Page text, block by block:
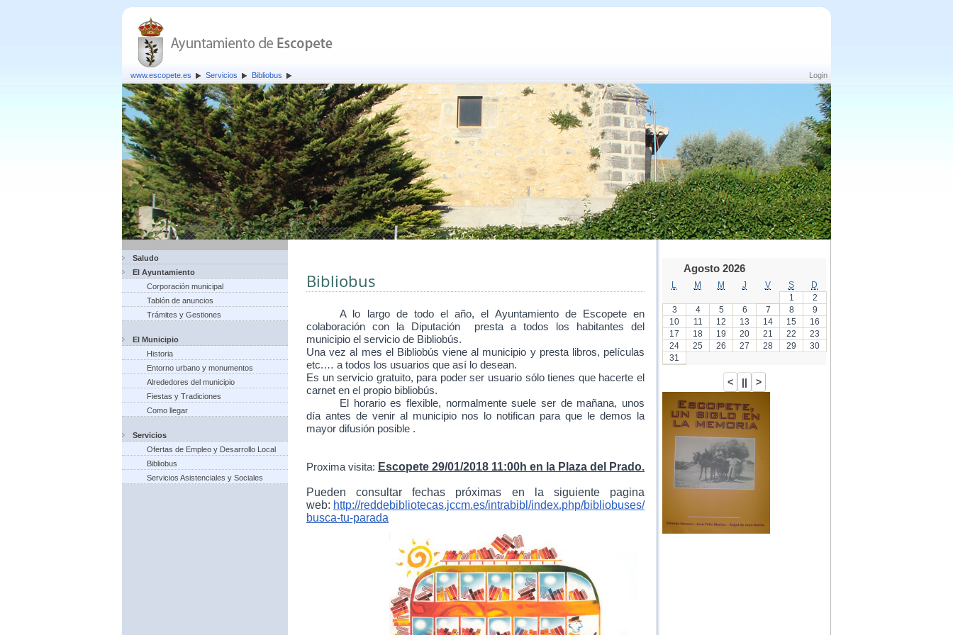
Login
www.escopete.es Servicios Bibliobus
Saludo
El Ayuntamiento
Corporación municipal
Tablón de anuncios
Trámites y Gestiones
El Municipio
Historia
Entorno urbano y monumentos
Alrededores del municipio
Fiestas y Tradiciones
Como llegar
Servicios
Ofertas de Empleo y Desarrollo Local
Bibliobus
Servicios Asistenciales y Sociales
Bibliobus
A lo largo de todo el
año, el Ayuntamiento de Escopete en
colaboración con la Diputación presta a todos los habitantes del
municipio el servicio de Bibliobús.
Una vez al mes el Bibliobús viene al municipio y presta libros, películas
etc.… a todos los usuarios que así lo desean.
Es un servicio gratuito, para poder ser usuario sólo tienes que hacerte el
carnet en el propio bibliobús.
El horario es flexible, normalmente suele ser de mañana, unos
día antes de venir al municipio nos lo notifican para que le demos la
mayor difusión posible .
Proxima visita: Escopete 29/01/2018 11:00h en la Plaza del Prado.
Pueden consultar fechas próximas en la siguiente pagina
web: http://reddebibliotecas.jccm.es/intrabibl/index.php/bibliobuses/
busca-tu-parada
Agosto 2026
M M J V S
D
1
2
3
4 5 6 7 8
9
10
11 12 13 14 15
16
17
18 19 20 21 22
23
24
25 26 27 28 29
30
31